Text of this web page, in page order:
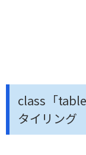
class「
タイリング